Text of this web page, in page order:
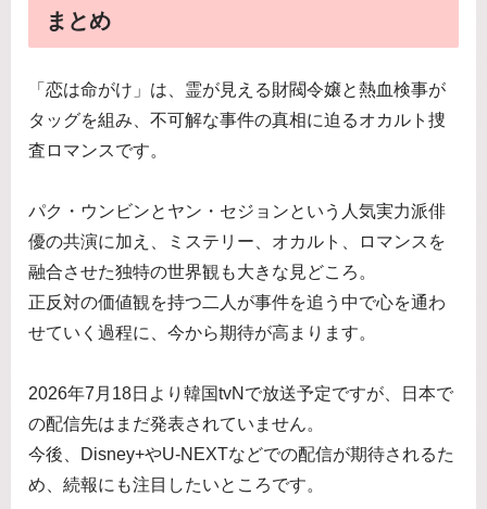
まとめ
「恋は命がけ」は、霊が見える財閥令嬢と熱血検事が
タッグを組み、不可解な事件の真相に迫るオカルト捜
査ロマンスです。
パク・ウンビンとヤン・セジョンという人気実力派俳
優の共演に加え、ミステリー、オカルト、ロマンスを
融合させた独特の世界観も大きな見どころ。
正反対の価値観を持つ二人が事件を追う中で心を通わ
せていく過程に、今から期待が高まります。
2026年7月18日より韓国tvNで放送予定ですが、日本で
の配信先はまだ発表されていません。
今後、Disney+やU-NEXTなどでの配信が期待されるた
め、続報にも注目したいところです。